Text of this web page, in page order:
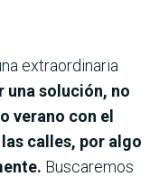
extraordinaria
una solución, no
verano con el
calles, por algo
Buscaremos